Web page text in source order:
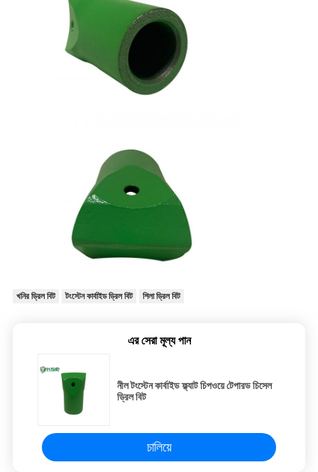
খনির ড্রিল বিট টংস্টেন কার্বাইড ড্রিল বিট শিলা ড্রিল বিট
এর সেরা মূল্য পান
নীল টংস্টেন কার্বাইড ফ্ল্যাট চিপওয়ে টেপারড চিসেল
ড্রিল বিট
চালিয়ে